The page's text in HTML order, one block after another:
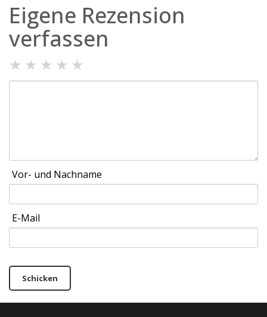
Eigene Rezension
verfassen
★ ★ ★ ★ ★
Vor- und Nachname
E-Mail
Schicken